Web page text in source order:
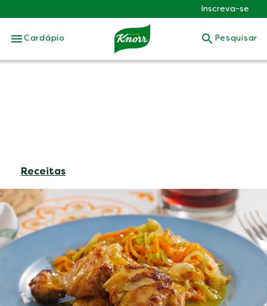
Skip to:
Inscreva-se
Cardápio Pesquisar
Receitas